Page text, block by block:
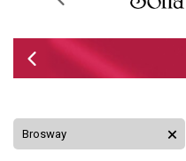
Brosway